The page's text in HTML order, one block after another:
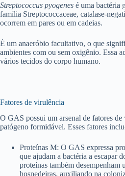
Streptococcus pyogenes é uma bactéria
família Streptococcaceae, catalase-
ocorrem em pares ou em cadeias.
É um anaeróbio facultativo, o que
ambientes com ou sem oxigênio. Essa
vários tecidos do corpo humano.
Fatores de virulência
O GAS possui um arsenal de fatores
patógeno formidável. Esses fatores
Proteínas M: O GAS expressa
que ajudam a bactéria a escapar
proteínas também desempenham
hospedeiras, auxiliando na